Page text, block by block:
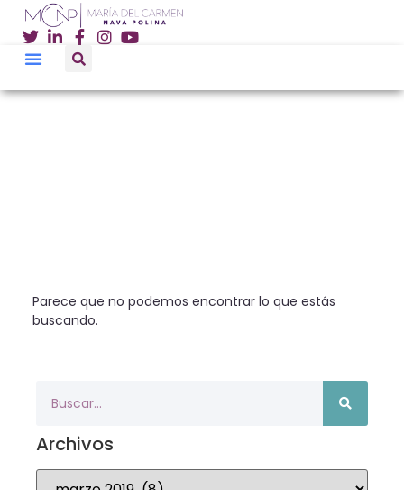
Parece que no podemos encontrar lo que estás
buscando.
Archivos